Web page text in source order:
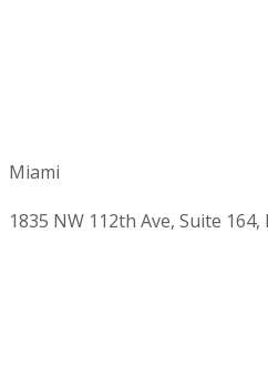
Miami
1835 NW 112th Ave, Suite 164,